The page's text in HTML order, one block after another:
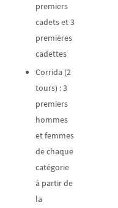
premiers
cadets et 3
premières
cadettes
Corrida (2
tours) : 3
premiers
hommes
et femmes
de chaque
catégorie
à partir de
la